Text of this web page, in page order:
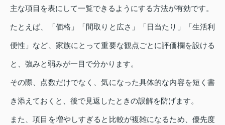
主な項目を表にして一覧できるようにする方法が有効です。
たとえば、「価格」「間取りと広さ」「日当たり」「生活利
便性」など、家族にとって重要な観点ごとに評価欄を設ける
と、強みと弱みが一目で分かります。
その際、点数だけでなく、気になった具体的な内容を短く書
き添えておくと、後で見返したときの誤解を防げます。
また、項目を増やしすぎると比較が複雑になるため、優先度